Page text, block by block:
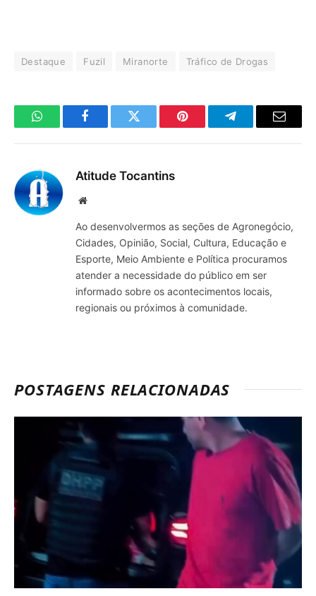
Destaque Fuzil Miranorte Tráfico de Drogas
WhatsAppFacebookTwitter Pinterest TelegramaE-
Atitude Tocantins
Site
Ao desenvolvermos as seções de Agronegócio,
Cidades, Opinião, Social, Cultura, Educação e
Esporte, Meio Ambiente e Política procuramos
atender a necessidade do público em ser
informado sobre os acontecimentos locais,
regionais ou próximos à comunidade.
POSTAGENS RELACIONADAS